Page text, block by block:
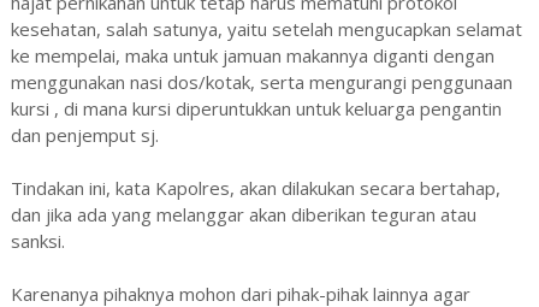
kesehatan, salah satunya, yaitu setelah mengucapkan selamat
ke mempelai, maka untuk jamuan makannya diganti dengan
menggunakan nasi dos/kotak, serta mengurangi penggunaan
kursi , di mana kursi diperuntukkan untuk keluarga pengantin
dan penjemput sj.
Tindakan ini, kata Kapolres, akan dilakukan secara bertahap,
dan jika ada yang melanggar akan diberikan teguran atau
sanksi.
Karenanya pihaknya mohon dari pihak-pihak lainnya agar